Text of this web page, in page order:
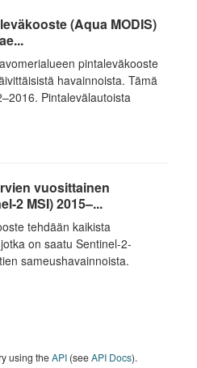
(Aqua MODIS)
pintaleväkooste
havainnoista. Tämä
Pintalevälautoista
vuosittainen
2 MSI) 2015–...
tehdään kaikista
on saatu Sentinel-2-
sameushavainnoista.
using theAPI (seeAPI Docs).